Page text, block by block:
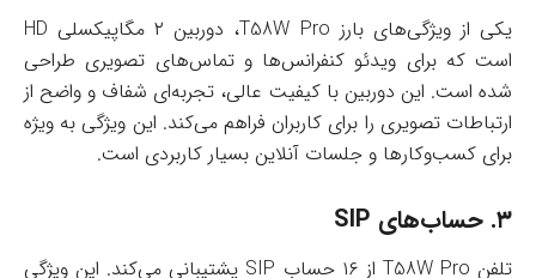
یکی از ویژگی‌های بارز T58W Pro، دوربین ۲ مگاپیکسلی HD
است که برای ویدئو کنفرانس‌ها و تماس‌های تصویری طراحی
شده است. این دوربین با کیفیت عالی، تجربه‌ای شفاف و واضح از
ارتباطات تصویری را برای کاربران فراهم می‌کند. این ویژگی به ویژه
برای کسب‌وکارها و جلسات آنلاین بسیار کاربردی است.
۳. حساب‌های SIP
تلفن T58W Pro از ۱۶ حساب SIP پشتیبانی می‌کند. این ویژگی